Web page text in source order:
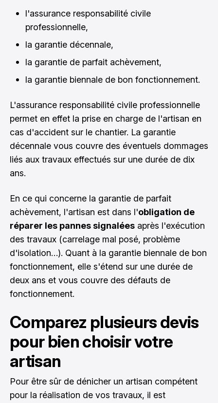
l'assurance responsabilité civile
professionnelle,
la garantie décennale,
la garantie de parfait achèvement,
la garantie biennale de bon fonctionnement.
L'assurance responsabilité civile professionnelle
permet en effet la prise en charge de l'artisan en
cas d'accident sur le chantier. La garantie
décennale vous couvre des éventuels dommages
liés aux travaux effectués sur une durée de dix
ans.
En ce qui concerne la garantie de parfait
achèvement, l'artisan est dans l'obligation de
réparer les pannes signalées après l'exécution
des travaux (carrelage mal posé, problème
d'isolation…). Quant à la garantie biennale de bon
fonctionnement, elle s'étend sur une durée de
deux ans et vous couvre des défauts de
fonctionnement.
Comparez plusieurs devis
pour bien choisir votre
artisan
Pour être sûr de dénicher un artisan compétent
pour la réalisation de vos travaux, il est